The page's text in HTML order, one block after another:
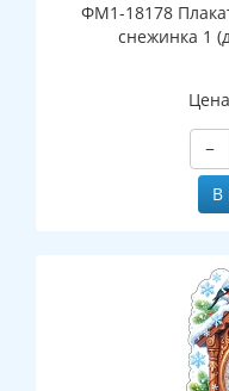
ФМ1-18178
снежинка 1
−
В